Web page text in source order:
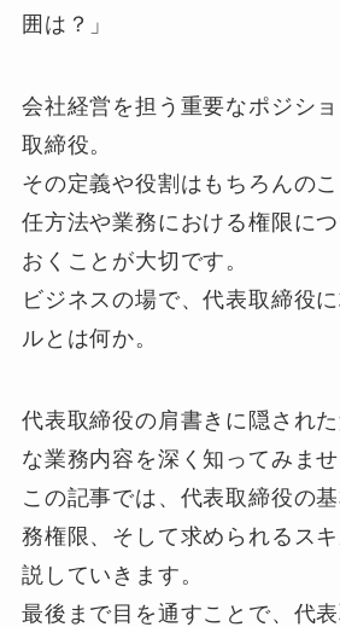
囲は？」
会社経営を担う重要なポジシ
取締役。
その定義や役割はもちろんの
任方法や業務における権限に
おくことが大切です。
ビジネスの場で、代表取締役
ルとは何か。
代表取締役の肩書きに隠され
な業務内容を深く知ってみませ
この記事では、代表取締役の
務権限、そして求められるス
説していきます。
最後まで目を通すことで、代